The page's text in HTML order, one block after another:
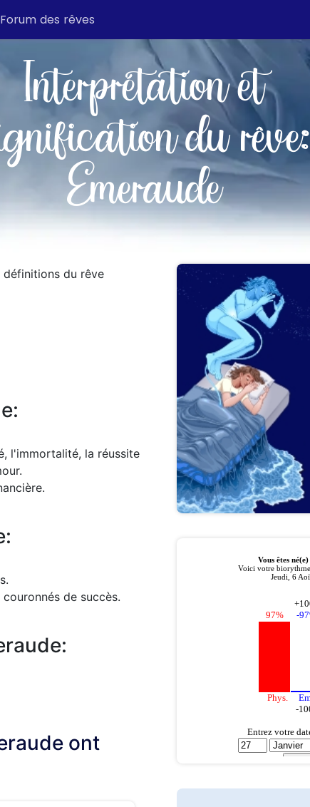
Forum des rêves
Interprétation et
du rêve:
Emeraude
définitions du rêve
l'immortalité, la réussite
de succès.
ont